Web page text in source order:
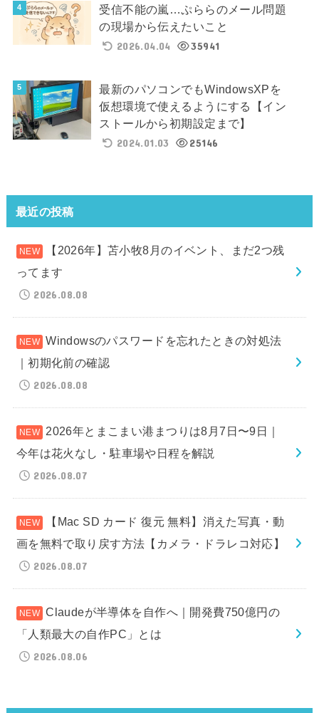
受信不能の嵐…ぷららのメール問題
の現場から伝えたいこと
2026.04.04
35941
最新のパソコンでもWindowsXPを
仮想環境で使えるようにする【イン
ストールから初期設定まで】
2024.01.03
25146
最近の投稿
【2026年】苫小牧8月のイベント、まだ2つ残
ってます
2026.08.08
Windowsのパスワードを忘れたときの対処法
｜初期化前の確認
2026.08.08
2026年とまこまい港まつりは8月7日〜9日｜
今年は花火なし・駐車場や日程を解説
2026.08.07
【Mac SD カード 復元 無料】消えた写真・動
画を無料で取り戻す方法【カメラ・ドラレコ対応】
2026.08.07
Claudeが半導体を自作へ｜開発費750億円の
「人類最大の自作PC」とは
2026.08.06